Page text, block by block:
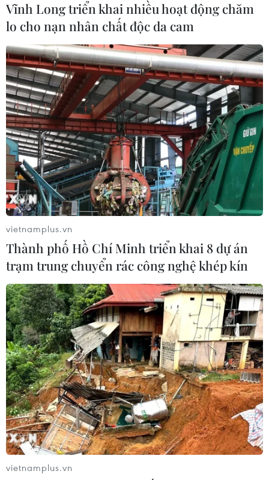
Vĩnh Long triển khai nhiều hoạt động chăm
lo cho nạn nhân chất độc da cam
vietnamplus.vn
Thành phố Hồ Chí Minh triển khai 8 dự án
trạm trung chuyển rác công nghệ khép kín
vietnamplus.vn